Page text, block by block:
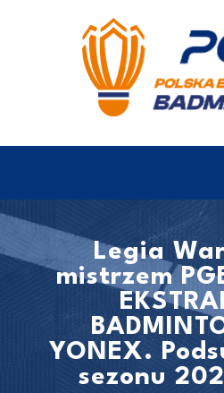
Legia
mistrzem
YONEX.
sezonu
EKSTRALIGA
Aktualności
Tabela
Wyniki
Terminarz
Partnerzy
I liga
II liga